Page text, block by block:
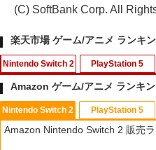
(C) SoftBank Corp. All
楽天市場 ゲーム/アニメ ランキ
Nintendo Switch 2
1
RL205-
PlayStation 5
1
PS5 ス
交換用
ローラ
1
【中古
ラッグ -
1
【中古
デミア
Amazon ゲーム/アニメ ランキ
Nintendo Switch 2
Amazon Nintendo Switch 2 販売
PlayStation 5